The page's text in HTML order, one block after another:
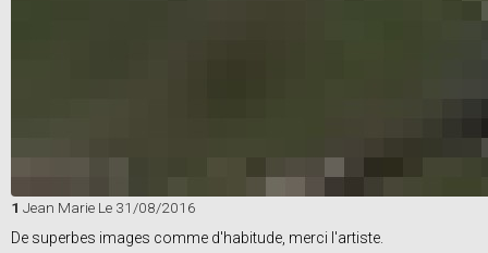
1 Jean Marie Le 31/08/2016
De superbes images comme d'habitude, merci l'artiste.